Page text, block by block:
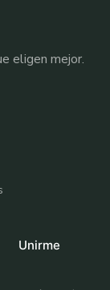
eligen mejor.
Unirme